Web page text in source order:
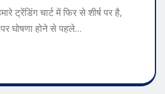
ट्रेंडिंग चार्ट में फिर से शीर्ष पर है,
घोषणा होने से पहले…